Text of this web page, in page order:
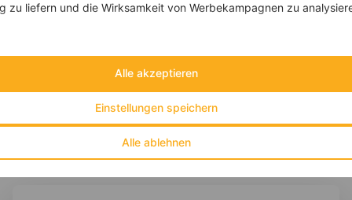
zu liefern und die Wirksamkeit von Werbekampagnen zu
Alle ablehnen
Einstellungen speichern
Alle akzeptieren
‹ ›
Kalorien:484 kcal
Kohlehydrate:59 g